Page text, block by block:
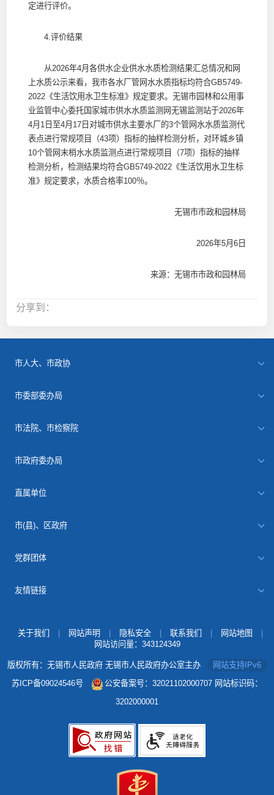
定进行评价。
4.评价结果
从2026年4月各供水企业供水水质检测结果汇总情况和网
上水质公示来看，我市各水厂管网水水质指标均符合GB5749-
2022《生活饮用水卫生标准》规定要求。无锡市园林和公用事
业监管中心委托国家城市供水水质监测网无锡监测站于2026年
4月1日至4月17日对城市供水主要水厂的3个管网水水质监测代
表点进行常规项目（43项）指标的抽样检测分析，对环城乡镇
10个管网末梢水水质监测点进行常规项目（7项）指标的抽样
检测分析，检测结果均符合GB5749-2022《生活饮用水卫生标
准》规定要求，水质合格率100％。
无锡市市政和园林局
2026年5月6日
来源：无锡市市政和园林局
分享到：
市人大、市政协
市委部委办局
市法院、市检察院
市政府委办局
直属单位
市(县)、区政府
党群团体
友情链接
关于我们 网站声明 隐私安全 联系我们 网站地图
网站访问量： 343124349
版权所有：无锡市人民政府 无锡市人民政府办公室主办
网站支持IPv6
苏ICP备09024546号
公安备案号：32021102000707 网站标识码：
3202000001